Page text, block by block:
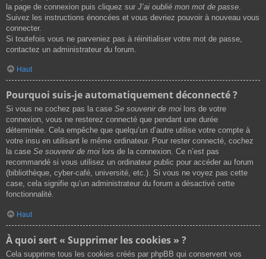
la page de connexion puis cliquez sur J’ai oublié mon mot de passe
Suivez les instructions énoncées et vous devriez pouvoir à nouveau vous
connecter.
Si toutefois vous ne parveniez pas à réinitialiser votre mot de passe,
contactez un administrateur du forum.
Haut
Pourquoi suis-je automatiquement déconnecté ?
Si vous ne cochez pas la case Se souvenir de moi lors de votre
connexion, vous ne resterez connecté que pendant une durée
déterminée. Cela empêche que quelqu’un d’autre utilise votre compte à
votre insu en utilisant le même ordinateur. Pour rester connecté, cochez
la case Se souvenir de moi lors de la connexion. Ce n’est pas
recommandé si vous utilisez un ordinateur public pour accéder au forum
(bibliothèque, cyber-café, université, etc.). Si vous ne voyez pas cette
case, cela signifie qu’un administrateur du forum a désactivé cette
fonctionnalité.
Haut
À quoi sert « Supprimer les cookies » ?
Cela supprime tous les cookies créés par phpBB qui conservent vos